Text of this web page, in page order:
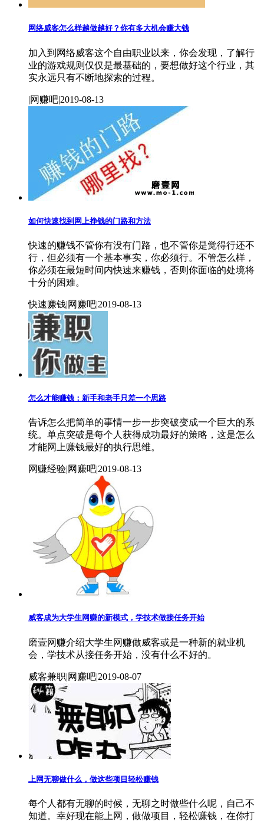
网络威客怎么样越做越好？你有多大机会赚大钱
加入到网络威客这个自由职业以来，你会发现，了解行
业的游戏规则仅仅是最基础的，要想做好这个行业，其
实永远只有不断地探索的过程。
|网赚吧|2019-08-13
如何快速找到网上挣钱的门路和方法
快速的赚钱不管你有没有门路，也不管你是觉得行还不
行，但必须有一个基本事实，你必须行。不管怎么样，
你必须在最短时间内快速来赚钱，否则你面临的处境将
十分的困难。
快速赚钱|网赚吧|2019-08-13
怎么才能赚钱：新手和老手只差一个思路
告诉怎么把简单的事情一步一步突破变成一个巨大的系
统。单点突破是每个人获得成功最好的策略，这是怎么
才能网上赚钱最好的执行思维。
网赚经验|网赚吧|2019-08-13
威客成为大学生网赚的新模式，学技术做接任务开始
磨壹网赚介绍大学生网赚做威客或是一种新的就业机
会，学技术从接任务开始，没有什么不好的。
威客兼职|网赚吧|2019-08-07
上网无聊做什么，做这些项目轻松赚钱
每个人都有无聊的时候，无聊之时做些什么呢，自己不
知道。幸好现在能上网，做做项目，轻松赚钱，在你打